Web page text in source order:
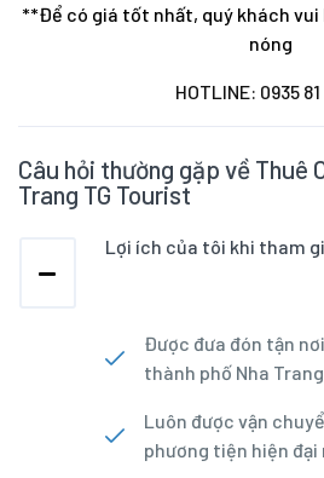
**Để có giá tốt nhất, quý khách vui
nóng
HOTLINE: 0935
Câu hỏi thường gặp về Thuê
Trang TG Tourist
Lợi ích của tôi khi tham
Được đưa đón tận
thành phố Nha Trang.
Luôn được vận
phương tiện hiện đại